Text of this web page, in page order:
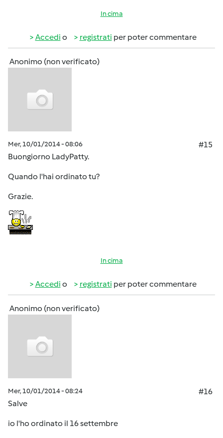
In cima
Accedi o registrati per poter commentare
Anonimo (non verificato)
Mer, 10/01/2014 - 08:06
#15
Buongiorno LadyPatty.
Quando l'hai ordinato tu?
Grazie.
In cima
Accedi o registrati per poter commentare
Anonimo (non verificato)
Mer, 10/01/2014 - 08:24
#16
Salve
io l'ho ordinato il 16 settembre